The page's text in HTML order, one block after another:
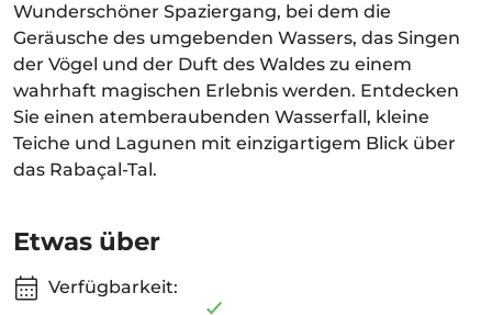
Wunderschöner Spaziergang, bei dem die
Geräusche des umgebenden Wassers, das Singen
der Vögel und der Duft des Waldes zu einem
wahrhaft magischen Erlebnis werden. Entdecken
Sie einen atemberaubenden Wasserfall, kleine
Teiche und Lagunen mit einzigartigem Blick über
das Rabaçal-Tal.
Etwas über
Verfügbarkeit: